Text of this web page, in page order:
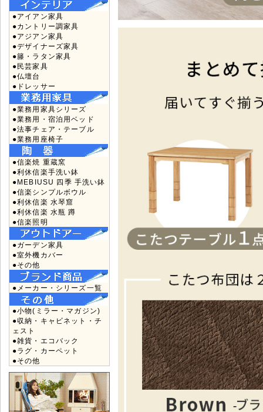
●アイアン家具
●カントリー調家具
●アジアン家具
●デザイナーズ家具
●籐・ラタン家具
●民芸家具
●仏壇台
●ドレッサー
●業務用家具シリーズ
●業務用・宿泊用ベッド
●法事チェア・テーブル
●業務用座椅子
●信楽焼 重蔵窯
●利休信楽手洗い鉢
●MEBIUSU 四季 手洗い鉢
●信楽シンプルボウル
●利休信楽 水琴窟
●利休信楽 水瓶 蹲
●信楽照明
●ガーデン家具
●室外機カバー
●その他
●メーカー・シリーズ一覧
●小物(ミラー・マガジン)
●収納・キャビネット・チ
ェスト
●雑貨・エコバック
●ラグ・カーペット
●その他